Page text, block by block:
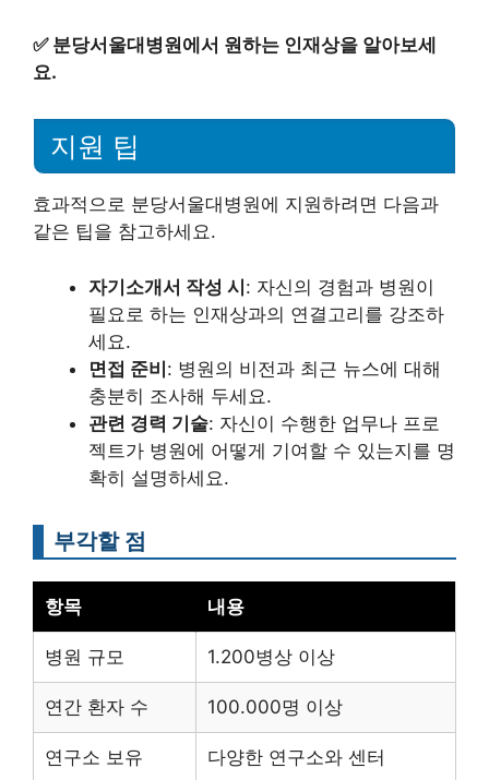
✅ 분당서울대병원에서 원하는 인재상을 알아보세
요.
지원 팁
효과적으로 분당서울대병원에 지원하려면 다음과
같은 팁을 참고하세요.
자기소개서 작성 시: 자신의 경험과 병원이
필요로 하는 인재상과의 연결고리를 강조하
세요.
면접 준비: 병원의 비전과 최근 뉴스에 대해
충분히 조사해 두세요.
관련 경력 기술: 자신이 수행한 업무나 프로
젝트가 병원에 어떻게 기여할 수 있는지를 명
확히 설명하세요.
부각할 점
항목 내용
병원 규모 1.200병상 이상
연간 환자 수 100.000명 이상
연구소 보유 다양한 연구소와 센터